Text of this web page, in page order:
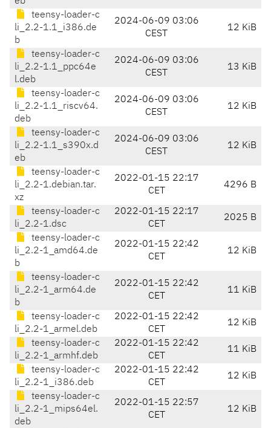
teensy-loader-c
li_2.2-1.1_i386.de
b
2024-06-09 03:06
CEST
12 KiB
teensy-loader-c
li_2.2-1.1_ppc64e
l.deb
2024-06-09 03:06
CEST
13 KiB
teensy-loader-c
li_2.2-1.1_riscv64.
deb
2024-06-09 03:06
CEST
12 KiB
teensy-loader-c
li_2.2-1.1_s390x.d
eb
2024-06-09 03:06
CEST
12 KiB
teensy-loader-c
li_2.2-1.debian.tar.
xz
2022-01-15 22:17
CET
4296 B
teensy-loader-c
li_2.2-1.dsc
2022-01-15 22:17
CET
2025 B
teensy-loader-c
li_2.2-1_amd64.de
b
2022-01-15 22:42
CET
12 KiB
teensy-loader-c
li_2.2-1_arm64.de
b
2022-01-15 22:42
CET
11 KiB
teensy-loader-c
li_2.2-1_armel.deb
2022-01-15 22:42
CET
12 KiB
teensy-loader-c
li_2.2-1_armhf.deb
2022-01-15 22:42
CET
11 KiB
teensy-loader-c
li_2.2-1_i386.deb
2022-01-15 22:42
CET
12 KiB
teensy-loader-c
li_2.2-1_mips64el.
deb
2022-01-15 22:57
CET
12 KiB